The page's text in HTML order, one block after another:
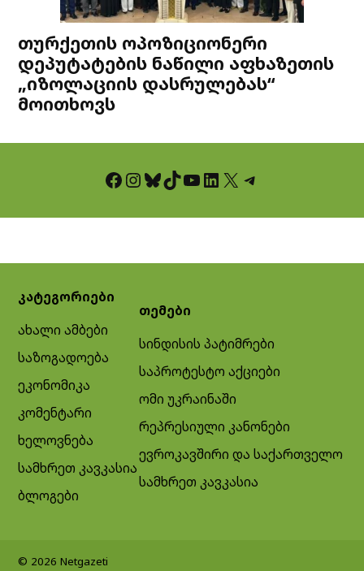
თურქეთის ოპოზიციონერი
დეპუტატების ნაწილი აფხაზეთის
„იზოლაციის დასრულებას“
მოითხოვს
Facebook InstagramBluesky TikTok YouTube LinkedIn X Telegram
კატეგორიები
ახალი ამბები
საზოგადოება
ეკონომიკა
კომენტარი
ხელოვნება
სამხრეთ კავკასია
ბლოგები
თემები
სინდისის პატიმრები
საპროტესტო აქციები
ომი უკრაინაში
რეპრესიული კანონები
ევროკავშირი და საქართველო
სამხრეთ კავკასია
© 2026 Netgazeti